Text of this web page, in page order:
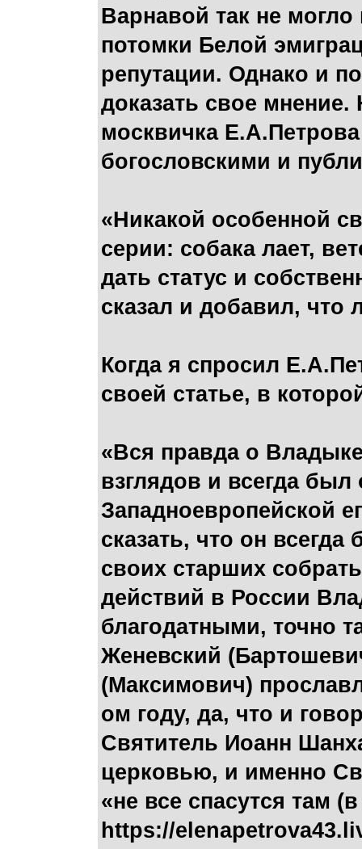
Варнавой так не
потомки Белой
репутации. Однако и
доказать свое
москвичка
богословскими и
«Никакой особенной
серии: собака лает,
дать статус и
сказал и добавил,
Когда я спросил
своей статье, в
«Вся правда о
взглядов и всегда
Западноевропейской
сказать, что он
своих старших
действий в России
благодатными, точно
Женевский
(Максимович)
ом году, да, что и
Святитель Иоанн
церковью, и именно
«не все спасутся там
https://